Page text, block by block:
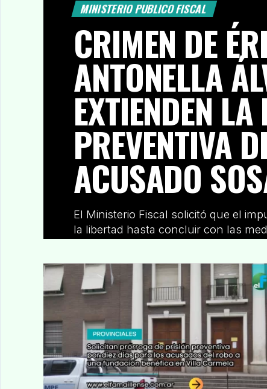
MINISTERIO PUBLICO FISCAL
CRIMEN DE
ANTONELLA
EXTIENDEN
PREVENTIVA
ACUSADO
El Ministerio Fiscal solicitó que el
la libertad hasta concluir con las